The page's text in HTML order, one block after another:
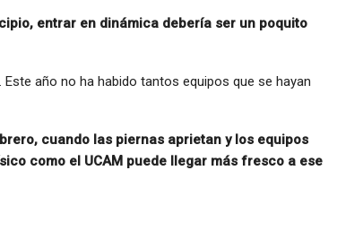
entrar en dinámica debería ser un poquito
año no ha habido tantos equipos que se hayan
cuando las piernas aprietan y los equipos
como el UCAM puede llegar más fresco a ese